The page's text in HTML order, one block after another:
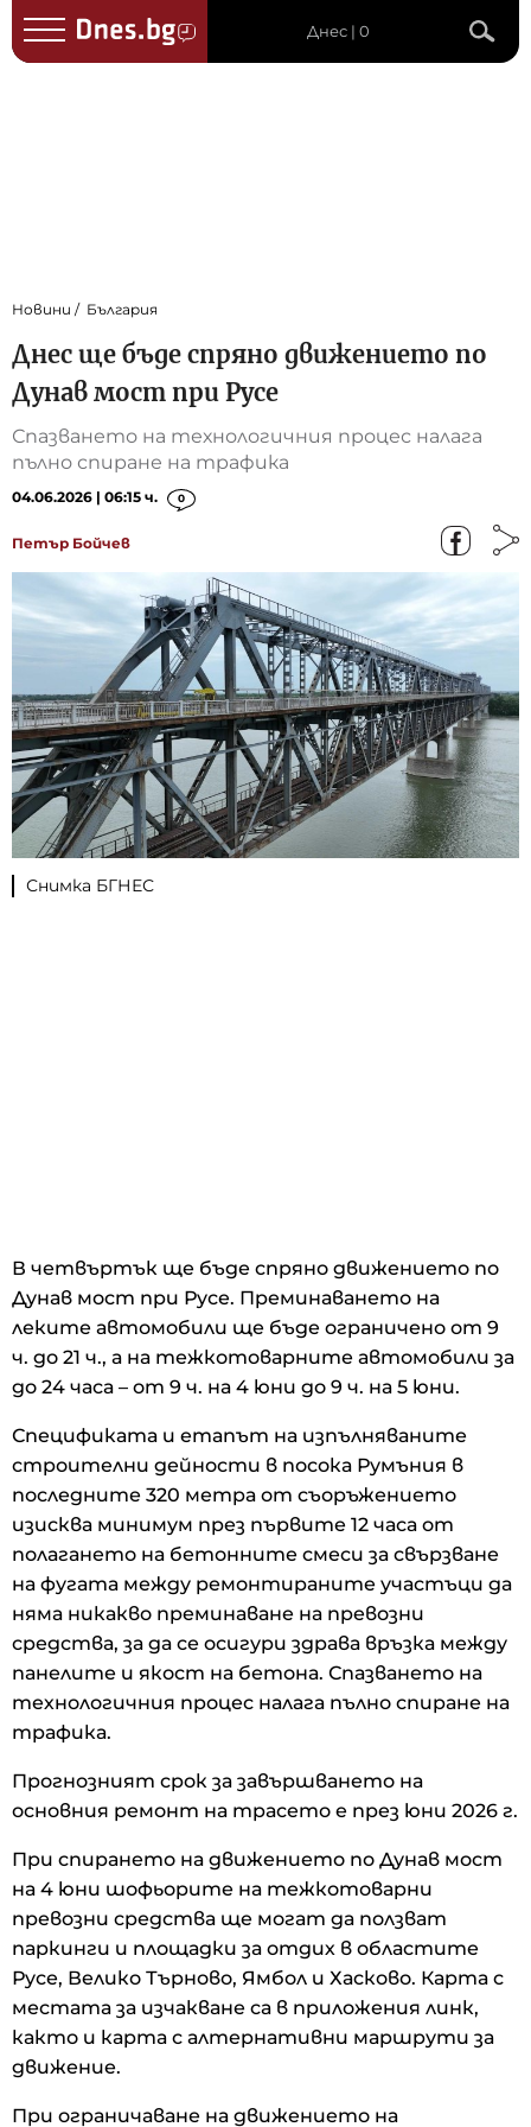
Днес | 0
Новини България
Днес ще бъде спряно движението по
Дунав мост при Русе
Спазването на технологичния процес налага
пълно спиране на трафика
04.06.2026 | 06:15 ч. 0
Петър Бойчев
Снимка БГНЕС
В четвъртък ще бъде спряно движението по
Дунав мост при Русе. Преминаването на
леките автомобили ще бъде ограничено от 9
ч. до 21 ч., а на тежкотоварните автомобили за
до 24 часа – от 9 ч. на 4 юни до 9 ч. на 5 юни.
Спецификата и етапът на изпълняваните
строителни дейности в посока Румъния в
последните 320 метра от съоръжението
изисква минимум през първите 12 часа от
полагането на бетонните смеси за свързване
на фугата между ремонтираните участъци да
няма никакво преминаване на превозни
средства, за да се осигури здрава връзка между
панелите и якост на бетона. Спазването на
технологичния процес налага пълно спиране на
трафика.
Прогнозният срок за завършването на
основния ремонт на трасето е през юни 2026 г.
При спирането на движението по Дунав мост
на 4 юни шофьорите на тежкотоварни
превозни средства ще могат да ползват
паркинги и площадки за отдих в областите
Русе, Велико Търново, Ямбол и Хасково. Карта с
местата за изчакване са в приложения линк,
както и карта с алтернативни маршрути за
движение.
При ограничаване на движението на